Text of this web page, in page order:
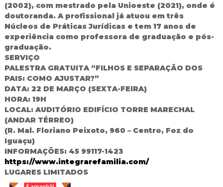
(2002), com mestrado pela Unioeste (2021), onde é
doutoranda. A profissional já atuou em três
Núcleos de Práticas Jurídicas e tem 17 anos de
experiência como professora de graduação e pós-
graduação.
SERVIÇO
PALESTRA GRATUITA “FILHOS E SEPARAÇÃO DOS
PAIS: COMO AJUSTAR?”
DATA: 22 DE MARÇO (SEXTA-FEIRA)
HORA: 19H
LOCAL: AUDITÓRIO EDIFÍCIO TORRE MARECHAL
(ANDAR TÉRREO)
(R. Mal. Floriano Peixoto, 960 – Centro, Foz do
Iguaçu)
INFORMAÇÕES: 45 99117-1423
https://www.integrarefamilia.com/
LUGARES LIMITADOS